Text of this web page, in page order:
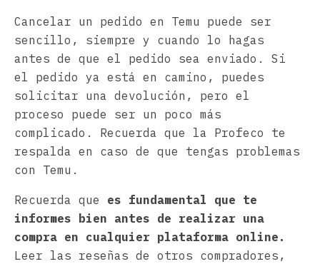
Cancelar un pedido en Temu puede ser
sencillo, siempre y cuando lo hagas
antes de que el pedido sea enviado. Si
el pedido ya está en camino, puedes
solicitar una devolución, pero el
proceso puede ser un poco más
complicado. Recuerda que la Profeco te
respalda en caso de que tengas problemas
con Temu.
Recuerda que es fundamental que te
informes bien antes de realizar una
compra en cualquier plataforma online.
Leer las reseñas de otros compradores,